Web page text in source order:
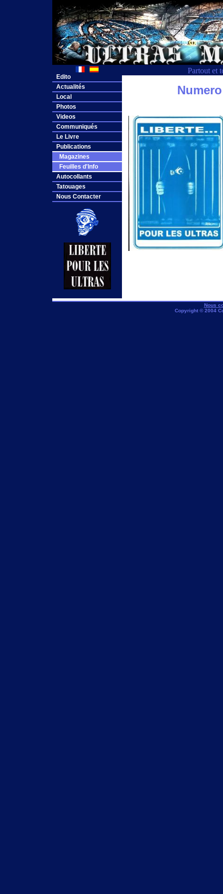
Partout et
Edito
Actualités
Local
Photos
Videos
Communiqués
Le Livre
Publications
Magazines
Feuilles d'Info
Autocollants
Tatouages
Nous Contacter
Nous
Copyright © 2004